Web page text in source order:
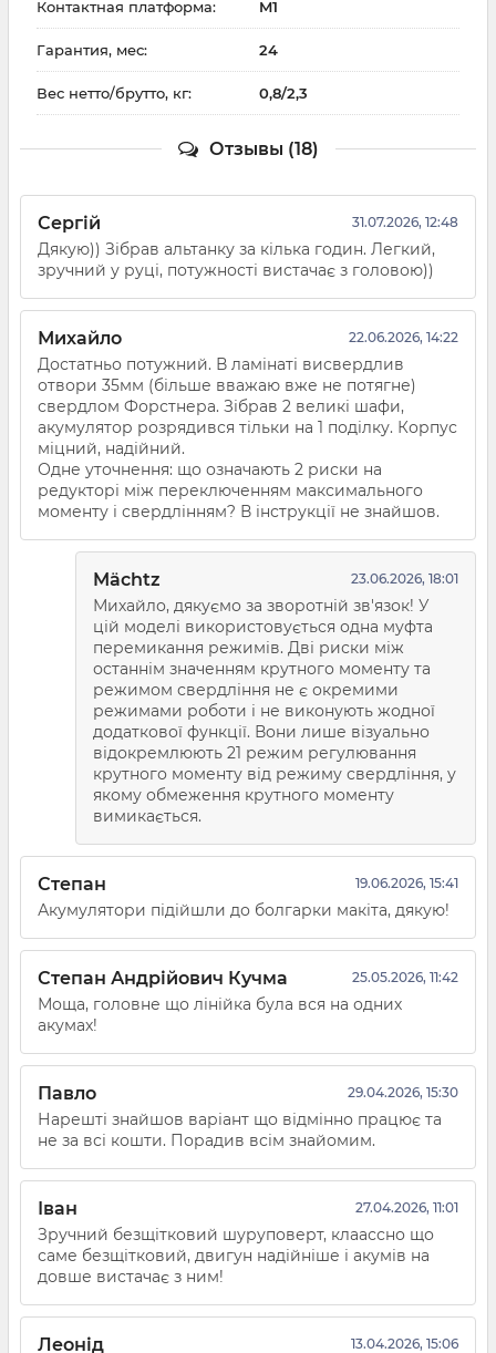
Контактная платформа: M1
Гарантия, мес: 24
Вес нетто/брутто, кг: 0,8/2,3
Отзывы (18)
Сергій 31.07.2026, 12:48
Дякую)) Зібрав альтанку за кілька годин. Легкий,
зручний у руці, потужності вистачає з головою))
Михайло 22.06.2026, 14:22
Достатньо потужний. В ламінаті висвердлив
отвори 35мм (більше вважаю вже не потягне)
свердлом Форстнера. Зібрав 2 великі шафи,
акумулятор розрядився тільки на 1 поділку. Корпус
міцний, надійний.
Одне уточнення: що означають 2 риски на
редукторі між переключенням максимального
моменту і свердлінням? В інструкції не знайшов.
Mächtz 23.06.2026, 18:01
Михайло, дякуємо за зворотній зв'язок! У
цій моделі використовується одна муфта
перемикання режимів. Дві риски між
останнім значенням крутного моменту та
режимом свердління не є окремими
режимами роботи і не виконують жодної
додаткової функції. Вони лише візуально
відокремлюють 21 режим регулювання
крутного моменту від режиму свердління, у
якому обмеження крутного моменту
вимикається.
Степан 19.06.2026, 15:41
Акумулятори підійшли до болгарки макіта, дякую!
Степан Андрійович Кучма 25.05.2026, 11:42
Моща, головне що лінійка була вся на одних
акумах!
Павло 29.04.2026, 15:30
Нарешті знайшов варіант що відмінно працює та
не за всі кошти. Порадив всім знайомим.
Іван 27.04.2026, 11:01
Зручний безщітковий шуруповерт, клаассно що
саме безщітковий, двигун надійніше і акумів на
довше вистачає з ним!
Леонід 13.04.2026, 15:06